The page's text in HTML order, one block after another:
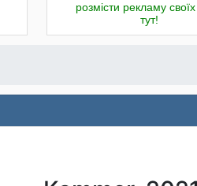
розмісти рекламу своїх
тут!